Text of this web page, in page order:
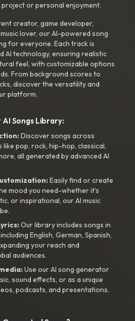
or personal enjoyment.
creator, game developer,
lover, our AI-powered song
for everyone. Each track is
AI technology, ensuring realistic
feel, with customizable options
From background scores to
discover the versatility and
platform.
Songs Library:
Discover songs across
like pop, rock, hip-hop, classical,
all generated by advanced AI
Easily find or create
mood you need-whether it’s
or inspirational, our AI music
Our library includes songs in
English, German, Spanish,
your reach and
audiences.
Use our AI song generator
sound effects, or as a unique
podcasts, and presentations.